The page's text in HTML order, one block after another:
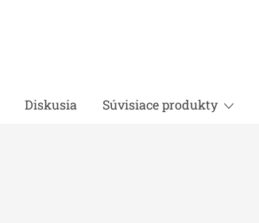
Diskusia Súvisiace produkty